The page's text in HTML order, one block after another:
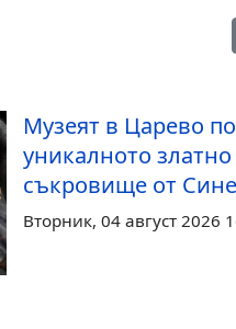
на Зелениката продължава
Музеят в Царево
уникалното златно
съкровище от
Вторник, 04 август 2026